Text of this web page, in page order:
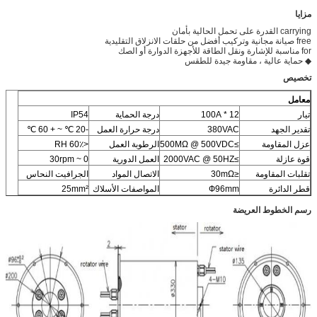
مزايا
carrying القدرة على تحمل الحالية بأمان
free صيانة مجانية وتركيب أفضل من حلقات الانزلاق التقليدية
for مناسبة للإشارة ونقل الطاقة للأجهزة الدوارة أو الصك
◆ حماية عالية ، مقاومة جيدة للطقس
تخصيص
معامل
تيار
12 * 100A درجة الحماية
IP54
تقدير الجهد
380VAC درجة حرارة العمل
-20 ℃ ~ + 60 ℃
عزل المقاومة
≥500MΩ @ 500VDC الرطوبة العمل
<60٪ RH
قوة عازلة
≥2000VAC @ 50HZ العمل الدورية
0 ~ 30rpm
تقلبات المقاومة
≤30mΩ الاتصال المواد
الجرافيت النحاس
قطر الدائرة
Ф96mm المواصفات الأسلاك 25mm²
رسم الخطوط العريضة